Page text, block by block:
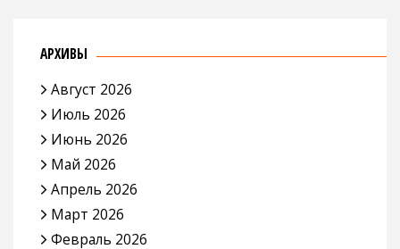
АРХИВЫ
Август 2026
Июль 2026
Июнь 2026
Май 2026
Апрель 2026
Март 2026
Февраль 2026